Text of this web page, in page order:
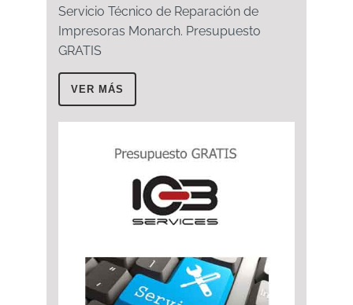
Servicio Técnico de Reparación de
Impresoras Monarch. Presupuesto
GRATIS
VER MÁS